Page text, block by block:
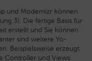
und Modernizr können
3). Die fertige Basis für
erstellt und Sie können
sind weitere Yo-
Beispielsweise erzeugt
Controller und Views.